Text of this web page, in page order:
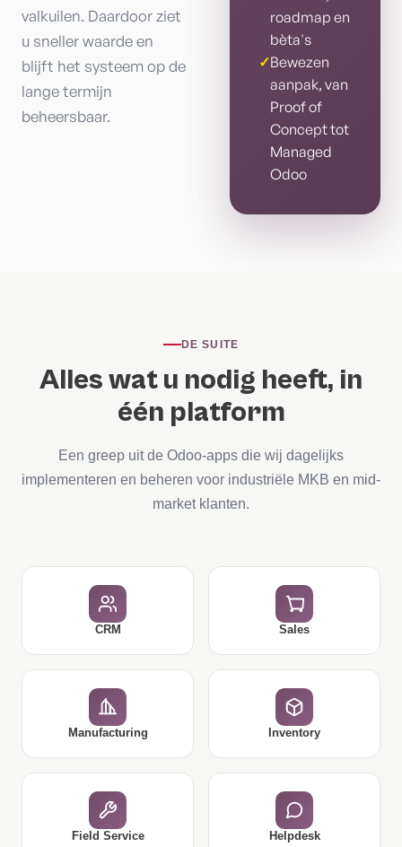
valkuilen. Daardoor ziet
u sneller waarde en
blijft het systeem op de
lange termijn
beheersbaar.
roadmap en
bèta's
✓Bewezen
aanpak, van
Proof of
Concept tot
Managed
Odoo
DE SUITE
Alles wat u nodig heeft, in
één platform
Een greep uit de Odoo-apps die wij dagelijks
implementeren en beheren voor industriële MKB en mid-
market klanten.
CRM Sales
Manufacturing Inventory
Field Service Helpdesk